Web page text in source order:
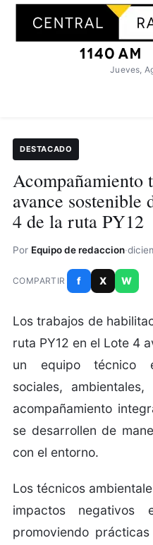
Jueves,
DESTACADO
Acompañamiento
avance sostenible
4 de la ruta PY12
Por Equipo de redaccion·
COMPARTIR f X W
Los trabajos de
ruta PY12 en el Lote 4
un equipo técnico
sociales,
acompañamiento
se desarrollen de
con el entorno.
Los técnicos
impactos negativos
promoviendo